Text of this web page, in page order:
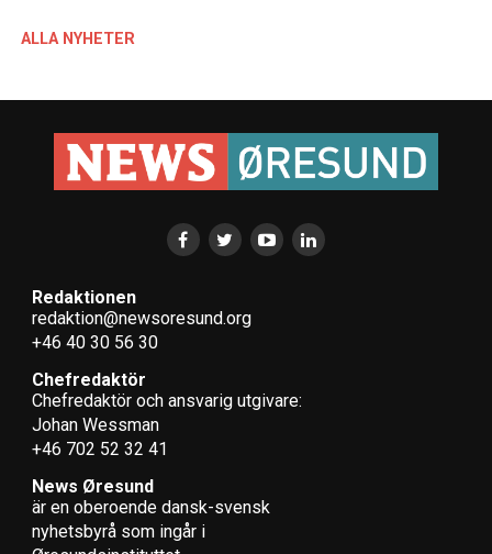
ALLA NYHETER
Redaktionen
redaktion@newsoresund.org
+46 40 30 56 30
Chefredaktör
Chefredaktör och ansvarig utgivare:
Johan Wessman
+46 702 52 32 41
News Øresund
är en oberoende dansk-svensk
nyhets­byrå som ingår i